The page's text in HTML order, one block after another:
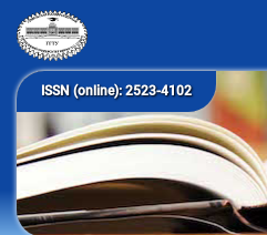
ISSN (online): 2523-4102